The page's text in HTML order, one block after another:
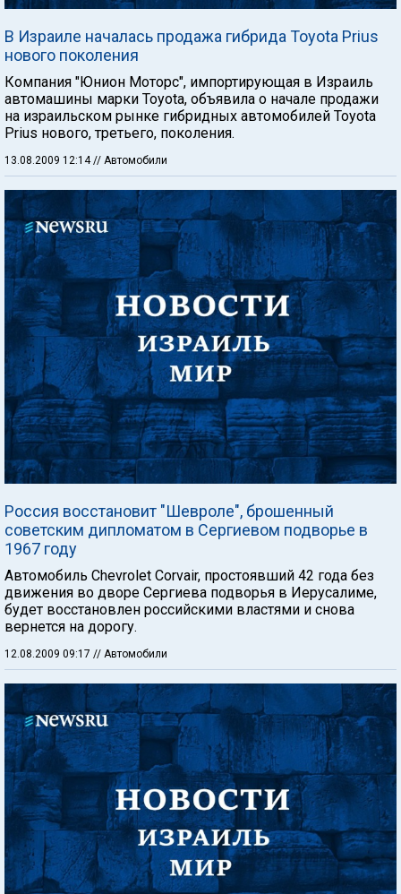
В Израиле началась продажа гибрида Toyota Prius
нового поколения
Компания "Юнион Моторс", импортирующая в Израиль
автомашины марки Toyota, объявила о начале продажи
на израильском рынке гибридных автомобилей Toyota
Prius нового, третьего, поколения.
13.08.2009 12:14 // Автомобили
Россия восстановит "Шевроле", брошенный
советским дипломатом в Сергиевом подворье в
1967 году
Автомобиль Chevrolet Corvair, простоявший 42 года без
движения во дворе Сергиева подворья в Иерусалиме,
будет восстановлен российскими властями и снова
вернется на дорогу.
12.08.2009 09:17 // Автомобили